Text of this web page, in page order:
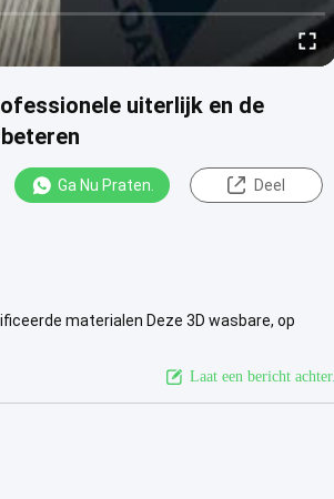
uiterlijk en de
Ga Nu Praten. Deel
materialen Deze 3D wasbare, op
Laat een bericht achter.